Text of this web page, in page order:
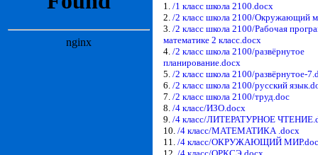
1. /1 класс школа 2100.docx
2. /2 класс школа 2100/Окружающий
3. /2 класс школа 2100/Рабочая
математике 2 класс.docx
4. /2 класс школа 2100/развёрнутое
планирование.docx
5. /2 класс школа 2100/развёрнутое-
6. /2 класс школа 2100/русский
7. /2 класс школа 2100/труд.doc
8. /4 класс/ИЗО.docx
9. /4 класс/ЛИТЕРАТУРНОЕ
10. /4 класс/МАТЕМАТИКА .docx
11. /4 класс/ОКРУЖАЮЩИЙ